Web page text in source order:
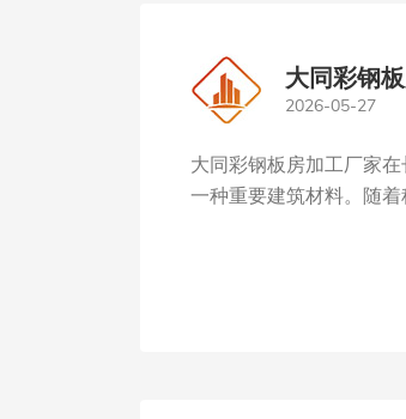
大同彩钢
2026-05-27
大同彩钢板房加工厂家
一种重要建筑材料。随